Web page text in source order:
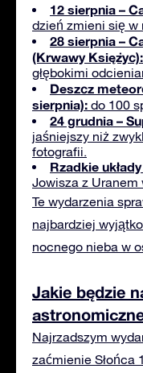
12 sierpnia –
dzień zmieni się w
28 sierpnia –
(Krwawy Księżyc):
głębokimi
Deszcz
sierpnia): do 100
24 grudnia –
jaśniejszy niż
fotografii.
Rzadkie
Jowisza z Uranem
Te wydarzenia
najbardziej
nocnego nieba w
Jakie będzie
Najrzadszym
zaćmienie Słońca